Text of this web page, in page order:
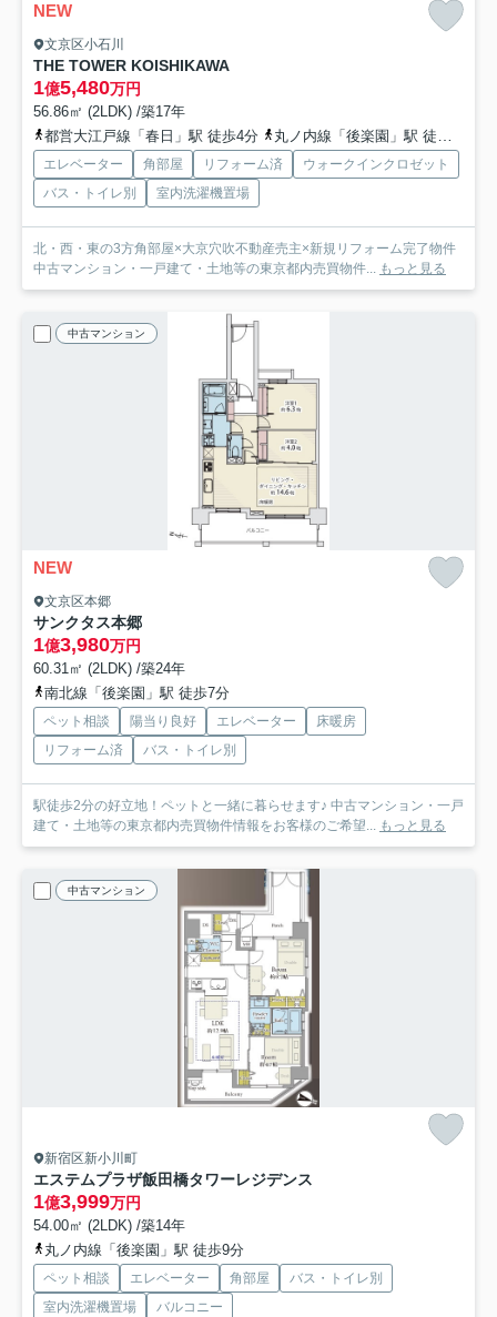
NEW
文京区小石川
THE TOWER KOISHIKAWA
1億5,480万円
56.86㎡ (2LDK) /築17年
都営大江戸線「春日」駅 徒歩4分
丸ノ内線「後楽園」駅 徒歩4分
エレベーター 角部屋 リフォーム済
ウォークインクロゼット
バス・トイレ別
室内洗濯機置場
北・西・東の3方角部屋×大京穴吹不動産売主×新規リフォーム完了物件
中古マンション・一戸建て・土地等の東京都内売買物件... もっと見る
中古マンション
NEW
文京区本郷
サンクタス本郷
1億3,980万円
60.31㎡ (2LDK) /築24年
南北線「後楽園」駅 徒歩7分
ペット相談 陽当り良好 エレベーター
床暖房
リフォーム済
バス・トイレ別
駅徒歩2分の好立地！ペットと一緒に暮らせます♪ 中古マンション・一戸
建て・土地等の東京都内売買物件情報をお客様のご希望... もっと見る
中古マンション
新宿区新小川町
エステムプラザ飯田橋タワーレジデンス
1億3,999万円
54.00㎡ (2LDK) /築14年
丸ノ内線「後楽園」駅 徒歩9分
ペット相談 エレベーター 角部屋
バス・トイレ別
室内洗濯機置場
バルコニー